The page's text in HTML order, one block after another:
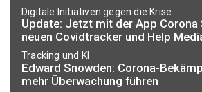
Digitale Initiativen gegen die Krise
Update: Jetzt mit der App Corona
neuen Covidtracker und Help
Tracking und KI
Edward Snowden: Corona-
mehr Überwachung führen